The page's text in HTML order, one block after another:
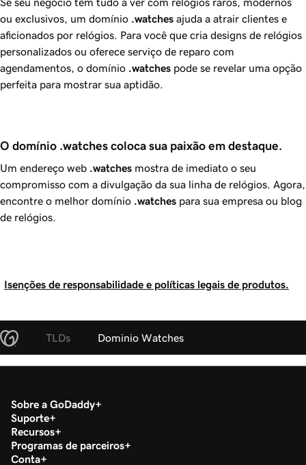
ou exclusivos, um domínio .watches ajuda a atrair clientes e
aficionados por relógios. Para você que cria designs de relógios
personalizados ou oferece serviço de reparo com
agendamentos, o domínio .watches pode se revelar uma opção
perfeita para mostrar sua aptidão.
O domínio .watches coloca sua paixão em destaque.
Um endereço web .watches mostra de imediato o seu
compromisso com a divulgação da sua linha de relógios. Agora,
encontre o melhor domínio .watches para sua empresa ou blog
de relógios.
Isenções de responsabilidade e políticas legais de produtos.
TLDs Dominio Watches
Sobre a GoDaddy
Suporte
Recursos
Programas de parceiros
Conta